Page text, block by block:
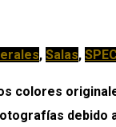
, Salas,
Los colores